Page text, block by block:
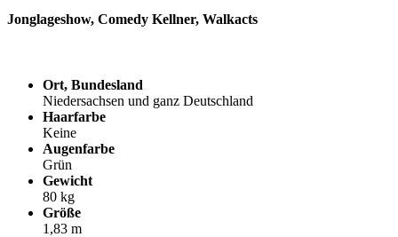
Jonglageshow, Comedy Kellner, Walkacts
Ort, Bundesland
Niedersachsen und ganz Deutschland
Haarfarbe
Keine
Augenfarbe
Grün
Gewicht
80 kg
Größe
1,83 m